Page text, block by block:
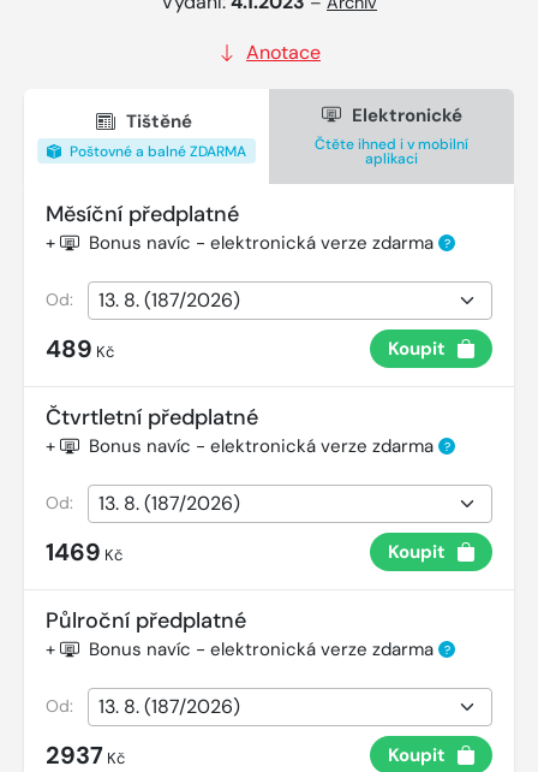
Anotace
Tištěné
Poštovné a balné ZDARMA
Elektronické
Čtěte ihned i v mobilní
aplikaci
Měsíční předplatné
+ Bonus navíc - elektronická verze zdarma ?
Od:
489 Kč Koupit
Čtvrtletní předplatné
+ Bonus navíc - elektronická verze zdarma ?
Od:
1469 Kč Koupit
Půlroční předplatné
+ Bonus navíc - elektronická verze zdarma ?
Od:
2937 Kč Koupit